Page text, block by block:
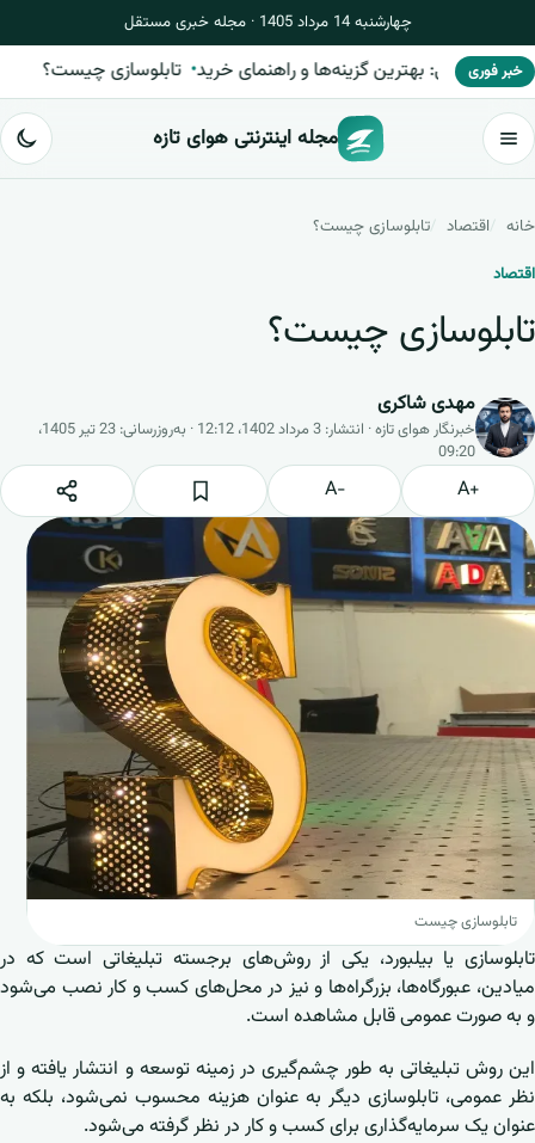
چهارشنبه 14 مرداد 1405 · مجله خبری مستقل
خبر فوری
خرید سرور اچ پی: بهترین گزینه‌ها و راهنمای خرید تابلوسازی چیست؟
مجله اینترنتی هوای تازه
خانه اقتصاد تابلوسازی چیست؟
اقتصاد
تابلوسازی چیست؟
مهدی شاکری
خبرنگار هوای تازه · انتشار: 3 مرداد 1402، 12:12 · به‌روزرسانی: 23 تیر 1405،
09:20
+A
−A
تابلوسازی چیست
تابلوسازی یا بیلبورد، یکی از روش‌های برجسته تبلیغاتی است که در
میادین، عبورگاه‌ها، بزرگراه‌ها و نیز در محل‌های کسب و کار نصب می‌شود
و به صورت عمومی قابل مشاهده است.
این روش تبلیغاتی به طور چشم‌گیری در زمینه توسعه و انتشار یافته و از
نظر عمومی، تابلوسازی دیگر به عنوان هزینه محسوب نمی‌شود، بلکه به
عنوان یک سرمایه‌گذاری برای کسب و کار در نظر گرفته می‌شود.